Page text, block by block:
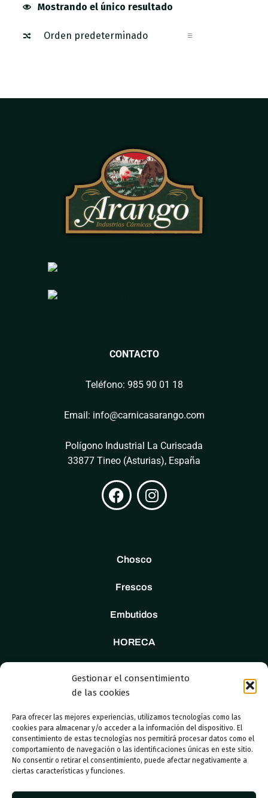
Gestionar el consentimiento
de las cookies
Para ofrecer las mejores experiencias, utilizamos tecnologías como las
cookies para almacenar y/o acceder a la información del dispositivo. El
consentimiento de estas tecnologías nos permitirá procesar datos como el
comportamiento de navegación o las identificaciones únicas en este sitio.
No consentir o retirar el consentimiento, puede afectar negativamente a
ciertas características y funciones.
Mostrando el único resultado
CONTACTO
Teléfono: 985 90 01 18
Email: info@carnicasarango.com
Polígono Industrial La Curiscada
33877 Tineo (Asturias), España
Chosco
Frescos
Embutidos
HORECA
Nosotros
Contacto
© 2023 Adboosters